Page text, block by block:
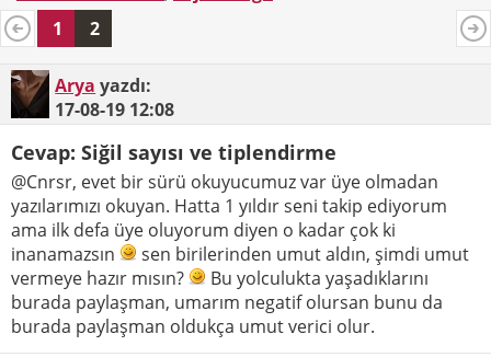
1
2
Arya yazdı:
17-08-19 12:08
Cevap: Siğil sayısı ve tiplendirme
@Cnrsr, evet bir sürü okuyucumuz var üye olmadan
yazılarımızı okuyan. Hatta 1 yıldır seni takip ediyorum
ama ilk defa üye oluyorum diyen o kadar çok ki
inanamazsın
sen birilerinden umut aldın, şimdi umut
vermeye hazır mısın?
Bu yolculukta yaşadıklarını
burada paylaşman, umarım negatif olursan bunu da
burada paylaşman oldukça umut verici olur.